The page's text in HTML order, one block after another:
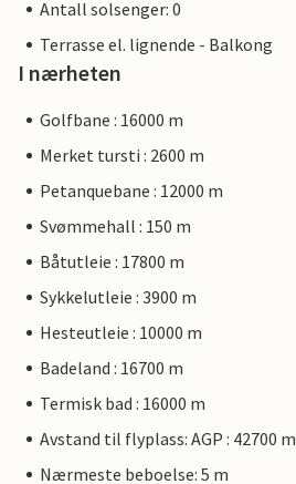
Antall solsenger: 0
Terrasse el. lignende - Balkong
I nærheten
Golfbane : 16000 m
Merket tursti : 2600 m
Petanquebane : 12000 m
Svømmehall : 150 m
Båtutleie : 17800 m
Sykkelutleie : 3900 m
Hesteutleie : 10000 m
Badeland : 16700 m
Termisk bad : 16000 m
Avstand til flyplass: AGP : 42700 m
Nærmeste beboelse: 5 m